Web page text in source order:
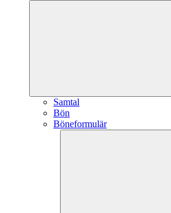
Samtal
Bön
Böneformulär